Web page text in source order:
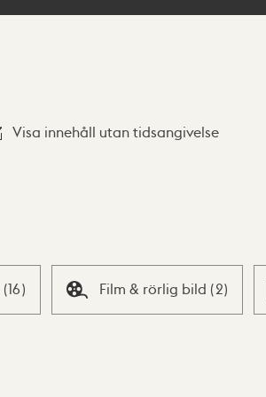
Visa innehåll utan tidsangivelse
(16) Film & rörlig bild (2)